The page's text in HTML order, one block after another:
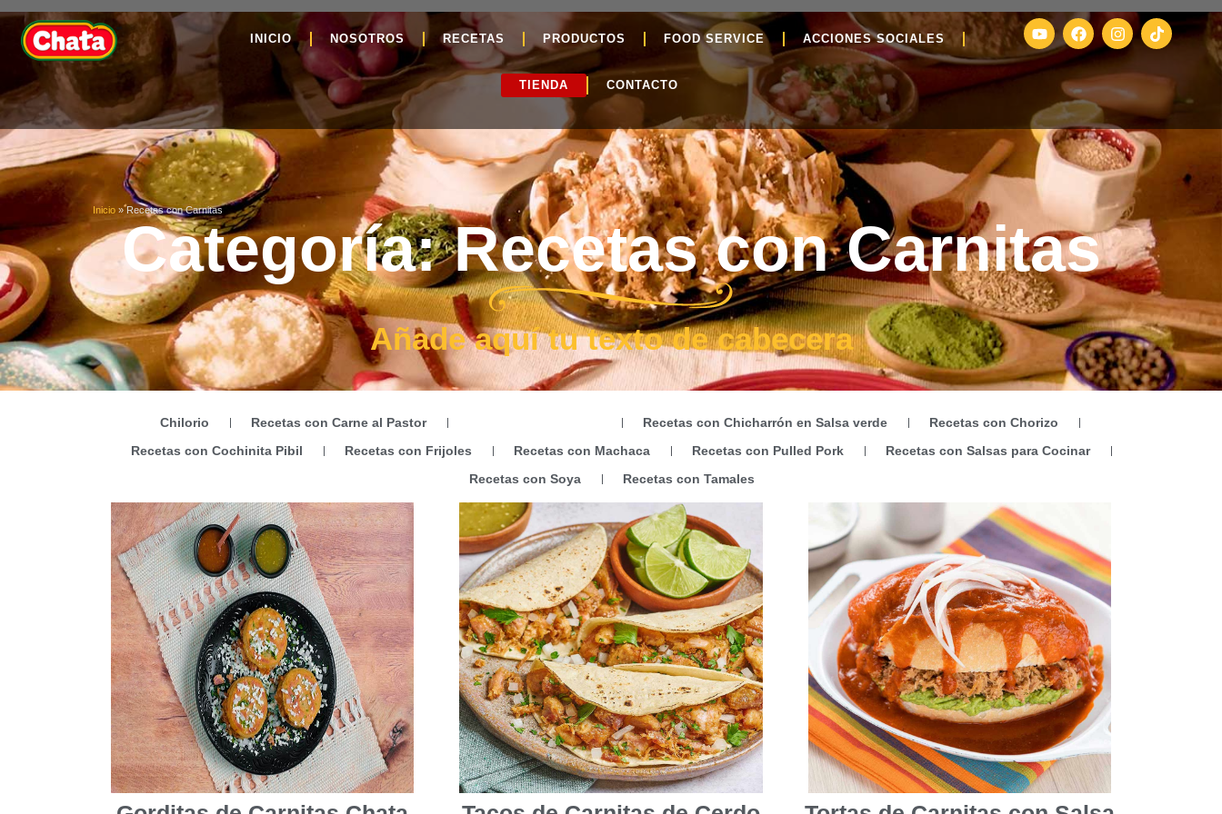
INICIO NOSOTROS RECETAS PRODUCTOS FOOD SERVICE ACCIONES SOCIALES
TIENDA CONTACTO
Inicio »Recetas con Carnitas
Categoría: Recetas con Carnitas
Añade aquí tu texto de cabecera
Chilorio Recetas con Carne al Pastor Recetas con Chicharrón en Salsa verde
Recetas con Chorizo
Recetas con Cochinita Pibil
Recetas con Frijoles Recetas con Machaca Recetas con Pulled Pork
Recetas con Salsas para Cocinar
Recetas con Soya
Recetas con Tamales